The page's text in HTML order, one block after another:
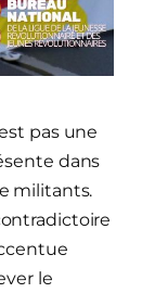
pas une
dans
militants.
le